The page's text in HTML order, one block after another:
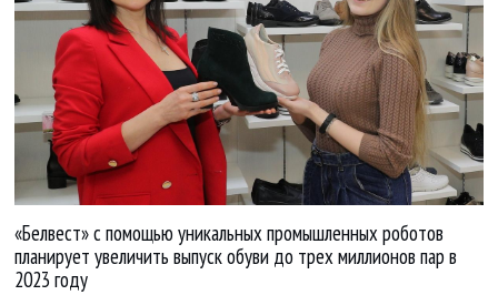
«Белвест» с помощью уникальных промышленных роботов
планирует увеличить выпуск обуви до трех миллионов пар в
2023 году